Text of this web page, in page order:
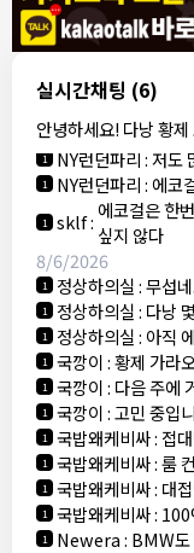
실시간채팅 (6)
안녕하세요! 다낭 황
1 모기한테물림:정
1 결혼안해:ㄹㅇ 팩
결혼안해:ㄹㅇ 팩
8/5/2026
NY런던파리 :다낭
1 3군:에코걸 좀 조
1 NY런던파리:저도
1 NY런던파리: 에코
1 sklf: 에코걸은 한
싶지 않다
8/6/2026
1 정상하의실:무섭
1 정상하의실: 다낭
1 정상하의실: 아직
1 국깡이:황제 가라
1 국깡이: 다음 주에
1 국깡이:고민 중입
1 국밥왜케비싸: 접
1 국밥왜케비싸:룸
1 국밥왜케비싸: 대
1 국밥왜케비싸:
1 Newera: BMW도